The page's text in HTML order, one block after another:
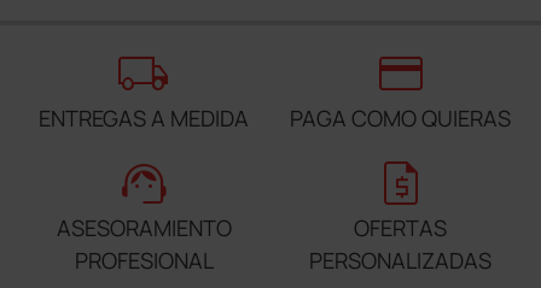
local_shipping
ENTREGAS A MEDIDA
credit_card
PAGA COMO QUIERAS
support_agent
ASESORAMIENTO
PROFESIONAL
request_quote
OFERTAS
PERSONALIZADAS